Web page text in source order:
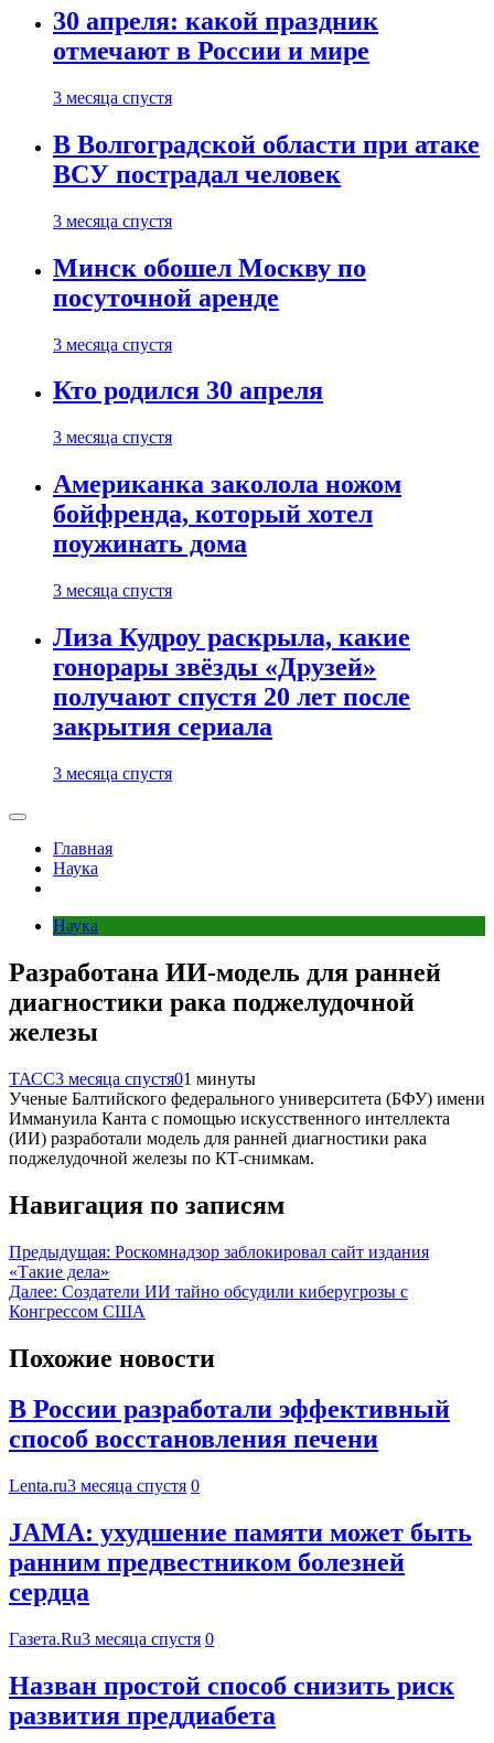
30 апреля: какой праздник
отмечают в России и мире
3 месяца спустя
В Волгоградской области при атаке
ВСУ пострадал человек
3 месяца спустя
Минск обошел Москву по
посуточной аренде
3 месяца спустя
Кто родился 30 апреля
3 месяца спустя
Американка заколола ножом
бойфренда, который хотел
поужинать дома
3 месяца спустя
Лиза Кудроу раскрыла, какие
гонорары звёзды «Друзей»
получают спустя 20 лет после
закрытия сериала
3 месяца спустя
Главная
Наука
Наука
Разработана ИИ-модель для ранней
диагностики рака поджелудочной
железы
ТАСС3 месяца спустя01 минуты
Ученые Балтийского федерального университета (БФУ) имени
Иммануила Канта с помощью искусственного интеллекта
(ИИ) разработали модель для ранней диагностики рака
поджелудочной железы по КТ-снимкам.
Навигация по записям
Предыдущая: Роскомнадзор заблокировал сайт издания
«Такие дела»
Далее: Создатели ИИ тайно обсудили киберугрозы с
Конгрессом США
Похожие новости
В России разработали эффективный
способ восстановления печени
Lenta.ru3 месяца спустя 0
JAMA: ухудшение памяти может быть
ранним предвестником болезней
сердца
Газета.Ru3 месяца спустя 0
Назван простой способ снизить риск
развития преддиабета